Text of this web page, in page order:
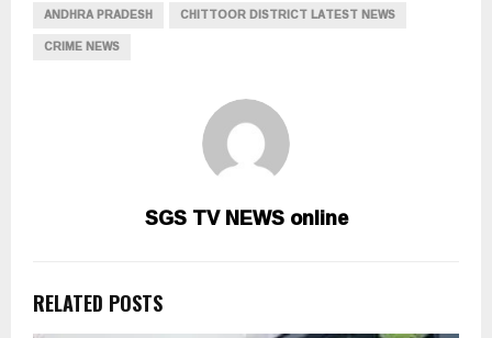
ANDHRA PRADESH
CHITTOOR DISTRICT LATEST NEWS
CRIME NEWS
SGS TV NEWS online
RELATED POSTS